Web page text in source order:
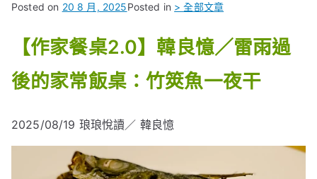
Posted on 20 8 月, 2025Posted in > 全部文章
【作家餐桌2.0】韓良憶／雷雨過
後的家常飯桌：竹筴魚一夜干
2025/08/19 琅琅悅讀／ 韓良憶